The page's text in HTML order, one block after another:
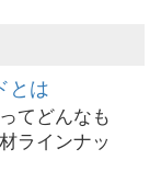
とは
てどんなも
ラインナッ